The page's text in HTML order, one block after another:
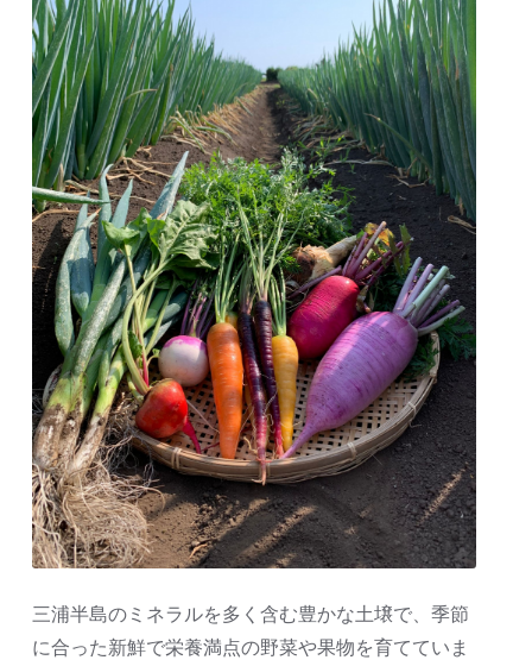
三浦半島のミネラルを多く含む豊かな土壌で、季節
に合った新鮮で栄養満点の野菜や果物を育てていま